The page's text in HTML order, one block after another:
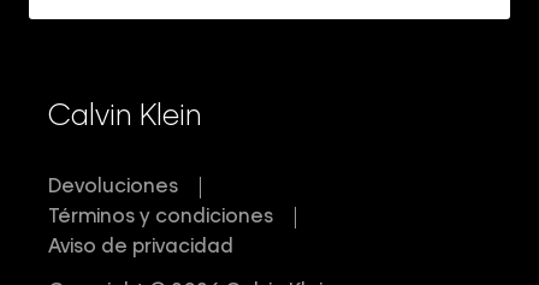
Calvin Klein
Devoluciones
Términos y condiciones
Aviso de privacidad